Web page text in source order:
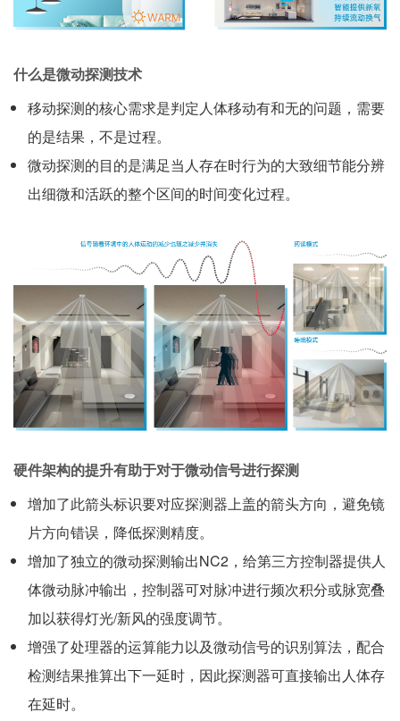
什么是微动探测技术
移动探测的核心需求是判定人体移动有和无的问题，需要
的是结果，不是过程。
微动探测的目的是满足当人存在时行为的大致细节能分辨
出细微和活跃的整个区间的时间变化过程。
硬件架构的提升有助于对于微动信号进行探测
增加了此箭头标识要对应探测器上盖的箭头方向，避免镜
片方向错误，降低探测精度。
增加了独立的微动探测输出NC2，给第三方控制器提供人
体微动脉冲输出，控制器可对脉冲进行频次积分或脉宽叠
加以获得灯光/新风的强度调节。
增强了处理器的运算能力以及微动信号的识别算法，配合
检测结果推算出下一延时，因此探测器可直接输出人体存
在延时。